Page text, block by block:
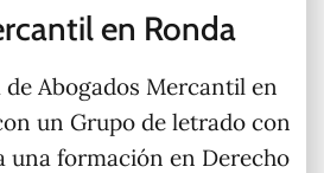
en Ronda
Abogados Mercantil en
un Grupo de letrado con
una formación en Derecho